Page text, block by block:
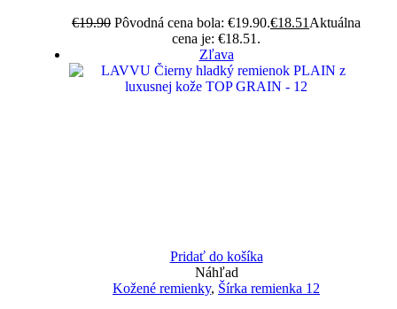
€19.90 Pôvodná cena bola: €19.90.€18.51 Aktuálna
cena je: €18.51.
Zľava
Pridať do košíka
Náhľad
Kožené remienky, Šírka remienka 12